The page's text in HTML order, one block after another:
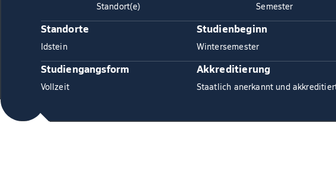
Standort(e) Semester
Standorte
Idstein
Studienbeginn
Wintersemester
Studiengangsform
Vollzeit
Akkreditierung
Staatlich anerkannt und